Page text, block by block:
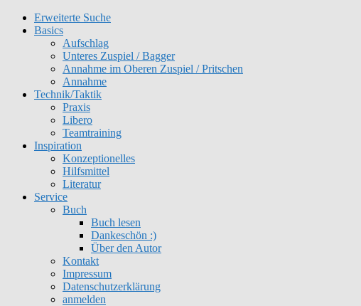
Erweiterte Suche
Basics
Aufschlag
Unteres Zuspiel / Bagger
Annahme im Oberen Zuspiel / Pritschen
Annahme
Technik/Taktik
Praxis
Libero
Teamtraining
Inspiration
Konzeptionelles
Hilfsmittel
Literatur
Service
Buch
Buch lesen
Dankeschön :)
Über den Autor
Kontakt
Impressum
Datenschutzerklärung
anmelden